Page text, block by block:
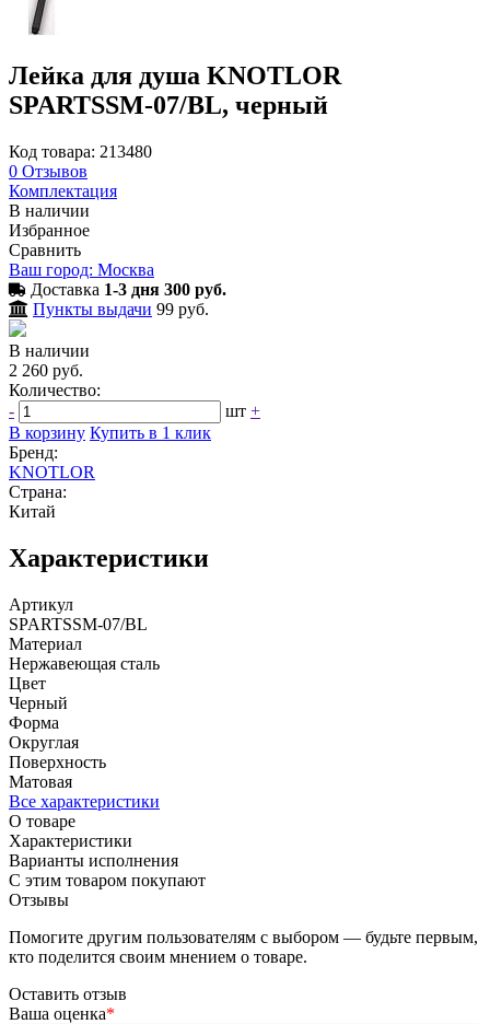
Лейка для душа KNOTLOR
SPARTSSM-07/BL, черный
Код товара: 213480
0 Отзывов
Комплектация
В наличии
Избранное
Сравнить
Ваш город: Москва
Доставка 1-3 дня 300 руб.
Пункты выдачи 99 руб.
В наличии
2 260 руб.
Количество:
-
шт +
В корзину Купить в 1 клик
Бренд:
KNOTLOR
Страна:
Китай
Характеристики
Артикул
SPARTSSM-07/BL
Материал
Нержавеющая сталь
Цвет
Черный
Форма
Округлая
Поверхность
Матовая
Все характеристики
О товаре
Характеристики
Варианты исполнения
С этим товаром покупают
Отзывы
Помогите другим пользователям с выбором — будьте первым,
кто поделится своим мнением о товаре.
Оставить отзыв
Ваша оценка*